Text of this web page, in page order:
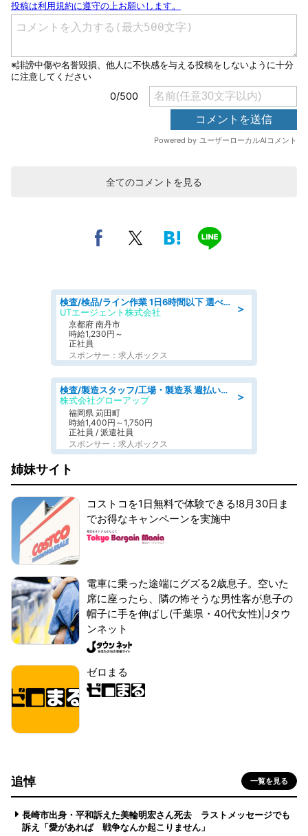
全てのコメントを見る
＞
検査/検品/ライン作業 1日6時間以下 選べる勤務時間 土日祝休 明るい髪色OK
UTエージェント株式会社
京都府 南丹市
時給1,230円～
正社員
スポンサー：求人ボックス
＞
検査/製造スタッフ/工場・製造系 週払いOK 土日休み プラスチック製品組立 チェック
株式会社グローアップ
福岡県 苅田町
時給1,400円～1,750円
正社員 / 派遣社員
スポンサー：求人ボックス
姉妹サイト
コストコを1日無料で体験できる!8月30日ま
でお得なキャンペーンを実施中
電車に乗った途端にグズる2歳息子。空いた
席に座ったら、隣の怖そうな男性客が息子の
帽子に手を伸ばし(千葉県・40代女性)|Jタウ
ンネット
ゼロまる
追悼 一覧を見る
長崎市出身・平和訴えた美輪明宏さん死去 ラストメッセージでも
訴え「愛があれば 戦争なんか起こりません」